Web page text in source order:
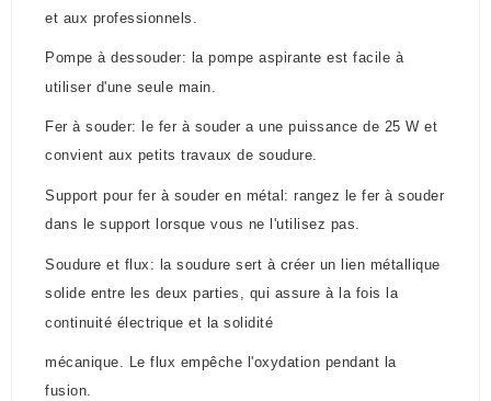
et aux professionnels.
Pompe à dessouder: l a pompe aspirante est facile à
utiliser d'une seule main.
Fer à souder: le fer à souder a une puissance de 25 W et
convient aux petits travaux de soudure.
Support pour fer à souder en métal: rangez le fer à souder
dans le support lorsque vous ne l'utilisez pas.
Soudure et flux: la soudure sert à créer un lien métallique
solide entre les deux parties, qui assure à la fois la
continuité électrique et la solidité
mécanique. Le flux empêche l'oxydation pendant la
fusion.